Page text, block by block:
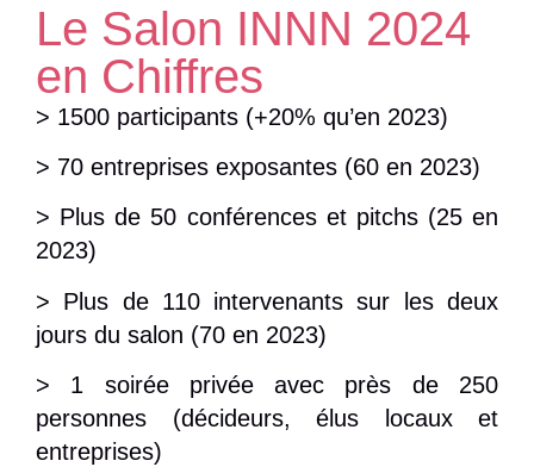
Le Salon INNN 2024
en Chiffres
> 1500 participants (+20% qu’en 2023)
> 70 entreprises exposantes (60 en 2023)
> Plus de 50 conférences et pitchs(25 en
2023)
> Plus de 110 intervenants sur les deux
jours du salon (70 en 2023)
> 1 soirée privée avec près de 250
personnes (décideurs, élus locaux et
entreprises)